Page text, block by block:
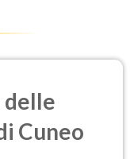
delle
Cuneo